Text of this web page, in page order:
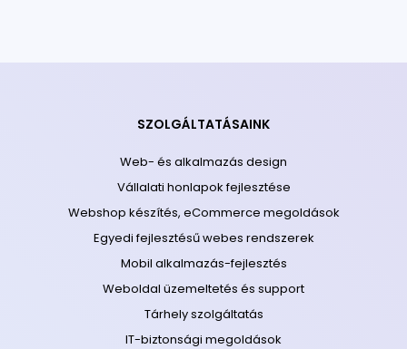
SZOLGÁLTATÁSAINK
Web- és alkalmazás design
Vállalati honlapok fejlesztése
Webshop készítés, eCommerce megoldások
Egyedi fejlesztésű webes rendszerek
Mobil alkalmazás-fejlesztés
Weboldal üzemeltetés és support
Tárhely szolgáltatás
IT-biztonsági megoldások